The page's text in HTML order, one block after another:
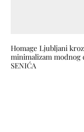
Homage Ljubljani
minimalizam modnog
SENIĆA